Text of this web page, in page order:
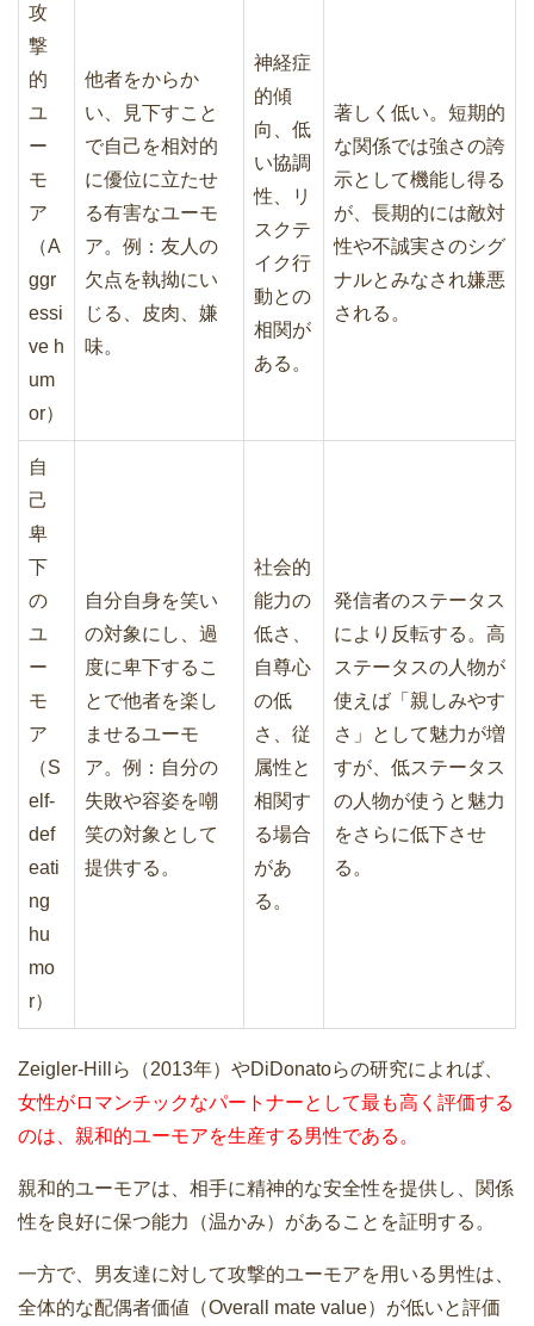
攻
撃
的
ユ
ー
モ
ア
（A
ggr
essi
ve h
um
or）
他者をからか
い、見下すこと
で自己を相対的
に優位に立たせ
る有害なユーモ
ア。例：友人の
欠点を執拗にい
じる、皮肉、嫌
味。
神経症
的傾
向、低
い協調
性、リ
スクテ
イク行
動との
相関が
ある。
著しく低い。短期的
な関係では強さの誇
示として機能し得る
が、長期的には敵対
性や不誠実さのシグ
ナルとみなされ嫌悪
される。
自
己
卑
下
の
ユ
ー
モ
ア
（S
elf-
def
eati
ng
hu
mo
r）
自分自身を笑い
の対象にし、過
度に卑下するこ
とで他者を楽し
ませるユーモ
ア。例：自分の
失敗や容姿を嘲
笑の対象として
提供する。
社会的
能力の
低さ、
自尊心
の低
さ、従
属性と
相関す
る場合
があ
る。
発信者のステータス
により反転する。高
ステータスの人物が
使えば「親しみやす
さ」として魅力が増
すが、低ステータス
の人物が使うと魅力
をさらに低下させ
る。
Zeigler-Hillら（2013年）やDiDonatoらの研究によれば、
女性がロマンチックなパートナーとして最も高く評価する
のは、親和的ユーモアを生産する男性である。
親和的ユーモアは、相手に精神的な安全性を提供し、関係
性を良好に保つ能力（温かみ）があることを証明する。
一方で、男友達に対して攻撃的ユーモアを用いる男性は、
全体的な配偶者価値（Overall mate value）が低いと評価